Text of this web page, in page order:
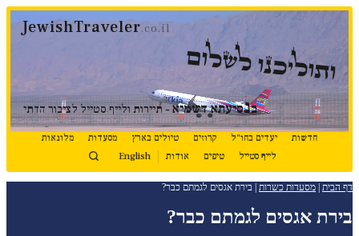
דלג
JewishTraveler.co.il
ותוליכנו לשלום
בנסיעתא דשמיא- תיירות ולייף סטייל לציבור הדתי
חדשות יעדים בחו"ל קרוזים טיולים בארץ מסעדות
מלונאות
לייף סטייל
טיפים אודות English
דף הבית מסעדות כשרות בירת אגסים לגמתם כבר?
בירת אגסים לגמתם כבר?